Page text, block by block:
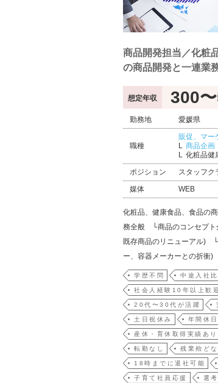
商品開発担当／化粧
の商品開発と一連業
想定年収 300
勤務地 愛媛県
職種
販促、マー
商品企画
化粧品
ポジション
スタッフク
媒体
WEB
化粧品、健康食品、食品の
務全般 └商品のコンセプト
既存商品のリニューアル)
ー、容器メーカーとの折衝)
学歴不問 中途入社
社会人経験10年以上歓迎
20代〜30代が活躍
土日祝休み 年間休
産休・育休取得実績あり
転勤なし 残業殆どな
18時までに退社可能
子育て社員応援 選